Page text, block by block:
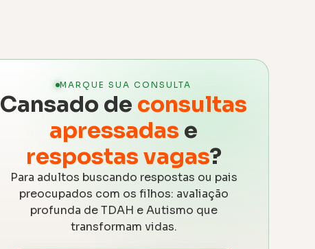
MARQUE SUA CONSULTA
Cansado de consultas
apressadas e
respostas vagas?
Para adultos buscando respostas ou pais
preocupados com os filhos: avaliação
profunda de TDAH e Autismo que
transformam vidas.